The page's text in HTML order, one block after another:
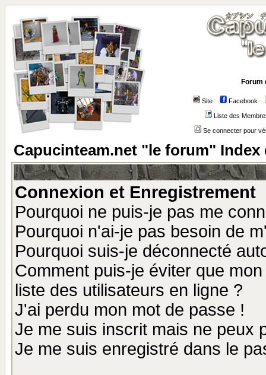
Forum
Site Facebook
Liste des
Se connecter pour
Capucinteam.net "le forum" Index
Connexion et Enregistrement
Pourquoi ne puis-je pas me
Pourquoi n'ai-je pas besoin de
Pourquoi suis-je déconnecté
Comment puis-je éviter que
liste des utilisateurs en ligne ?
J'ai perdu mon mot de passe !
Je me suis inscrit mais ne peux
Je me suis enregistré dans le